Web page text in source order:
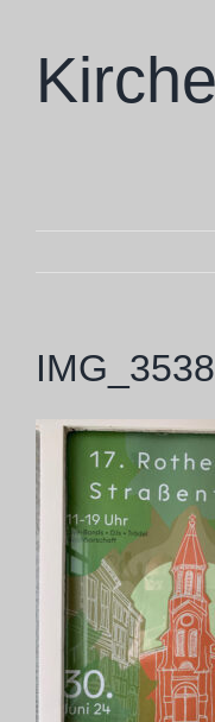
springen
Projekte
Ba Cologne
Philosophie
Biographie
Blog